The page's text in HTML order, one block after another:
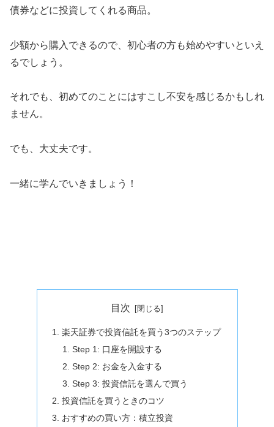
債券などに投資してくれる商品。
少額から購入できるので、初心者の方も始めやすいといえ
るでしょう 。
それでも、初めてのことにはすこし不安を感じるかもしれ
ません。
でも、大丈夫です。
一緒に学んでいきましょう！
目次
楽天証券で投資信託を買う3つのステップ
Step 1: 口座を開設する
Step 2: お金を入金する
Step 3: 投資信託を選んで買う
投資信託を買うときのコツ
おすすめの買い方：積立投資